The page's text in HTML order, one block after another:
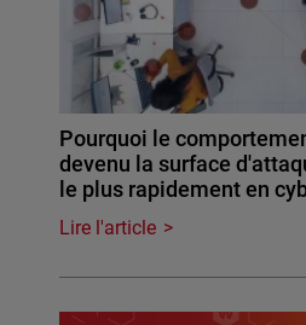
Pourquoi le
devenu la surface
le plus rapidement en
Lire l'article